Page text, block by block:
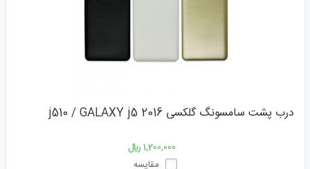
درب پشت سامسونگ گلکسی j510 / GALAXY j5 2016
1,200,000 ﷼
مقایسه